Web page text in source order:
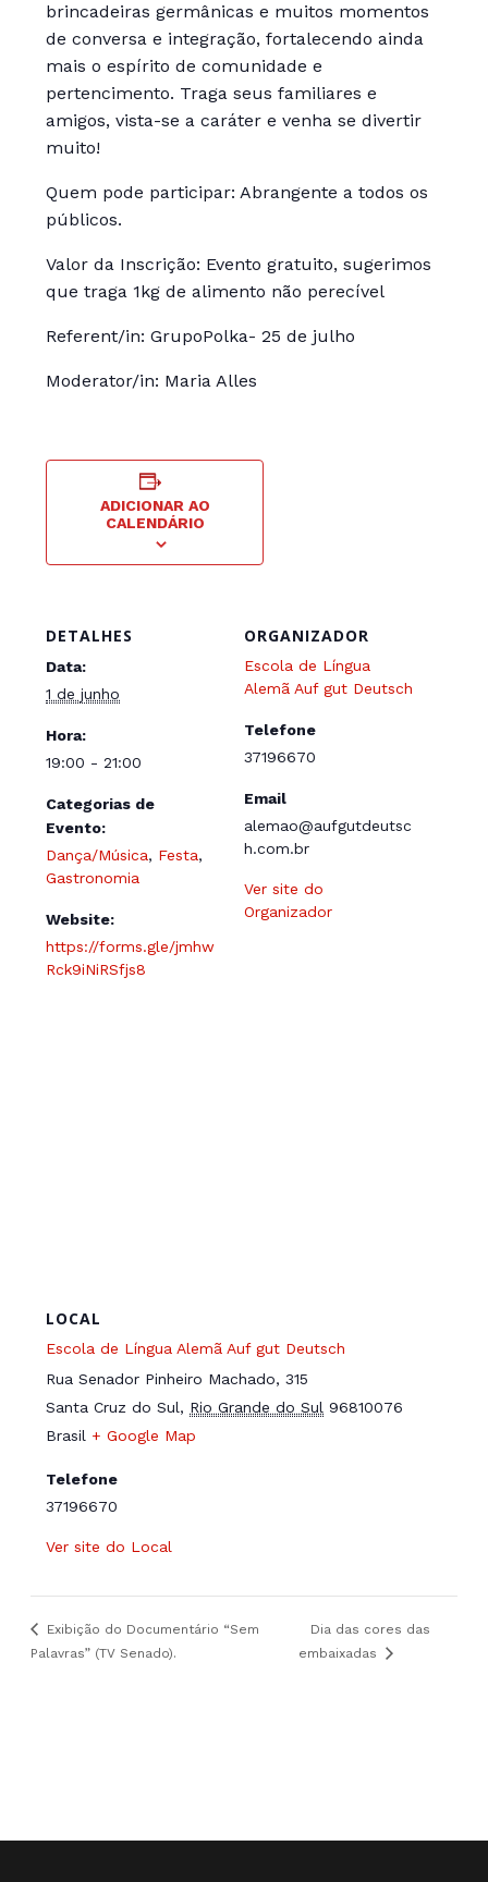
brincadeiras germânicas e muitos momentos
de conversa e integração, fortalecendo ainda
mais o espírito de comunidade e
pertencimento. Traga seus familiares e
amigos, vista-se a caráter e venha se divertir
muito!
Quem pode participar: Abrangente a todos os
públicos.
Valor da Inscrição: Evento gratuito, sugerimos
que traga 1kg de alimento não perecível
Referent/in: GrupoPolka- 25 de julho
Moderator/in: Maria Alles
ADICIONAR AO
CALENDÁRIO
DETALHES
Data:
1 de junho
Hora:
19:00 - 21:00
Categorias de
Evento:
Dança/Música, Festa,
Gastronomia
Website:
https://forms.gle/jmhw
Rck9iNiRSfjs8
ORGANIZADOR
Escola de Língua
Alemã Auf gut Deutsch
Telefone
37196670
Email
alemao@aufgutdeutsc
h.com.br
Ver site do
Organizador
LOCAL
Escola de Língua Alemã Auf gut Deutsch
Rua Senador Pinheiro Machado, 315
Santa Cruz do Sul, Rio Grande do Sul 96810076
Brasil + Google Map
Telefone
37196670
Ver site do Local
Exibição do Documentário “Sem
Palavras” (TV Senado).
Dia das cores das
embaixadas